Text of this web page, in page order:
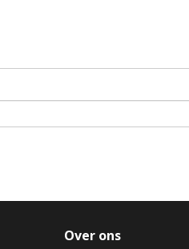
Over ons